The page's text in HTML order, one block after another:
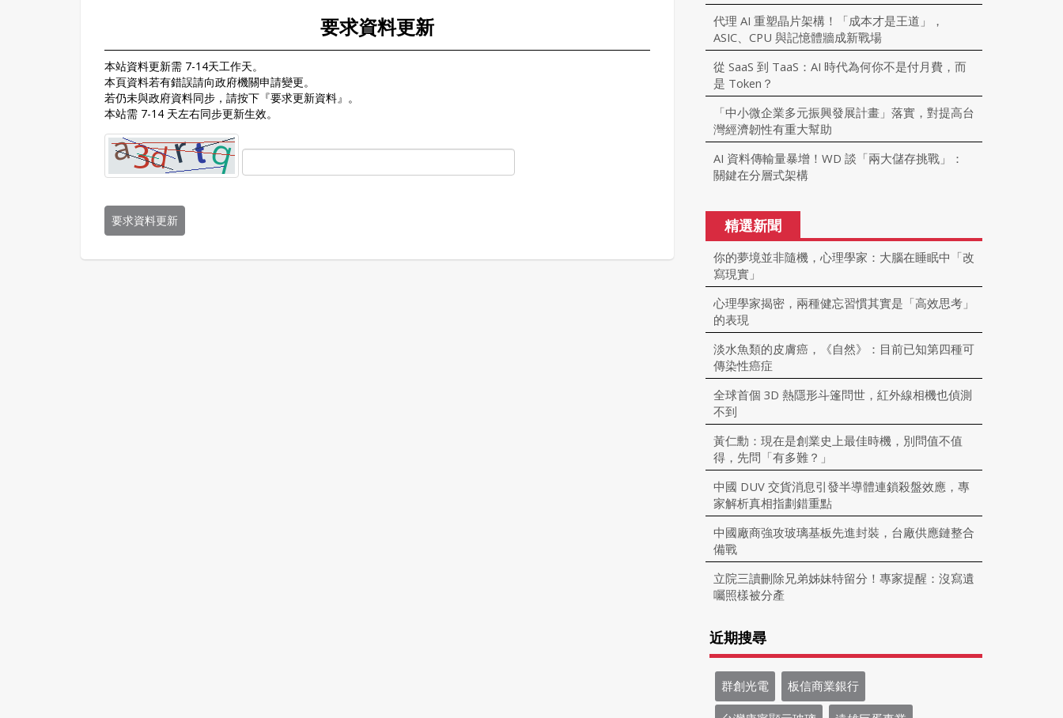
要求資料更新
本站資料更新需 7-14天工作天。
本頁資料若有錯誤請向政府機關申請變更。
若仍未與政府資料同步，請按下『要求更新資料』。
本站需 7-14 天左右同步更新生效。
要求資料更新
代理 AI 重塑晶片架構！「成本才是王道」，
ASIC、CPU 與記憶體牆成新戰場
從 SaaS 到 TaaS：AI 時代為何你不是付月費，而
是 Token？
「中小微企業多元振興發展計畫」落實，對提高台
灣經濟韌性有重大幫助
AI 資料傳輸量暴增！WD 談「兩大儲存挑戰」：
關鍵在分層式架構
精選新聞
你的夢境並非隨機，心理學家：大腦在睡眠中「改
寫現實」
心理學家揭密，兩種健忘習慣其實是「高效思考」
的表現
淡水魚類的皮膚癌，《自然》：目前已知第四種可
傳染性癌症
全球首個 3D 熱隱形斗篷問世，紅外線相機也偵測
不到
黃仁勳：現在是創業史上最佳時機，別問值不值
得，先問「有多難？」
中國 DUV 交貨消息引發半導體連鎖殺盤效應，專
家解析真相指劃錯重點
中國廠商強攻玻璃基板先進封裝，台廠供應鏈整合
備戰
立院三讀刪除兄弟姊妹特留分！專家提醒：沒寫遺
囑照樣被分產
近期搜尋
群創光電 板信商業銀行